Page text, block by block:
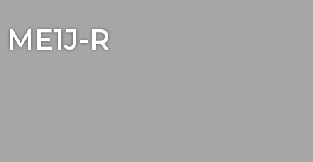
ME1J-R